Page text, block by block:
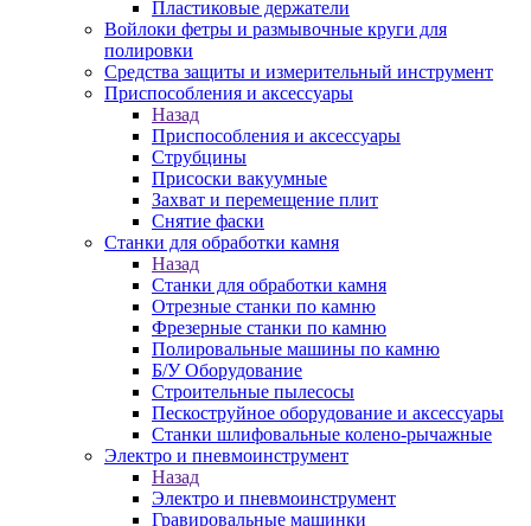
Пластиковые держатели
Войлоки фетры и размывочные круги для
полировки
Средства защиты и измерительный инструмент
Приспособления и аксессуары
Назад
Приспособления и аксессуары
Струбцины
Присоски вакуумные
Захват и перемещение плит
Снятие фаски
Станки для обработки камня
Назад
Станки для обработки камня
Отрезные станки по камню
Фрезерные станки по камню
Полировальные машины по камню
Б/У Оборудование
Строительные пылесосы
Пескоструйное оборудование и аксессуары
Станки шлифовальные колено-рычажные
Электро и пневмоинструмент
Назад
Электро и пневмоинструмент
Гравировальные машинки